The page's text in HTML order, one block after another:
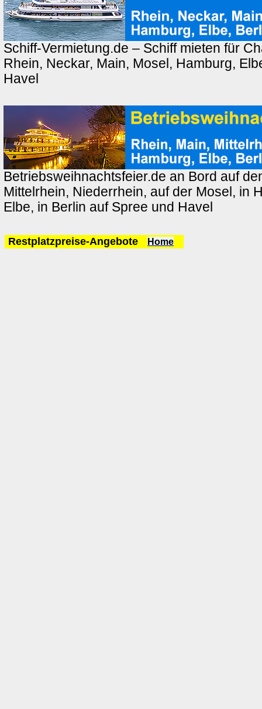
Schiff-Vermietung.de – Schiff mieten für
Rhein, Neckar, Main, Mosel, Hamburg,
Havel
Betriebsweihnachtsfeier.de an Bord auf
Mittelrhein, Niederrhein, auf der Mosel, in
Elbe, in Berlin auf Spree und Havel
Restplatzpreise-Angebote Home